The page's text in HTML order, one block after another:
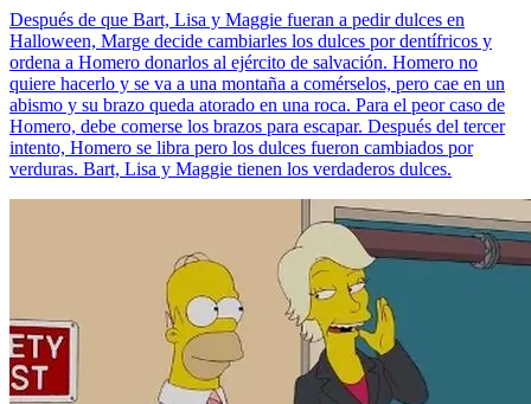
Después de que Bart, Lisa y Maggie fueran a pedir dulces en
Halloween, Marge decide cambiarles los dulces por dentífricos y
ordena a Homero donarlos al ejército de salvación. Homero no
quiere hacerlo y se va a una montaña a comérselos, pero cae en un
abismo y su brazo queda atorado en una roca. Para el peor caso de
Homero, debe comerse los brazos para escapar. Después del tercer
intento, Homero se libra pero los dulces fueron cambiados por
verduras. Bart, Lisa y Maggie tienen los verdaderos dulces.